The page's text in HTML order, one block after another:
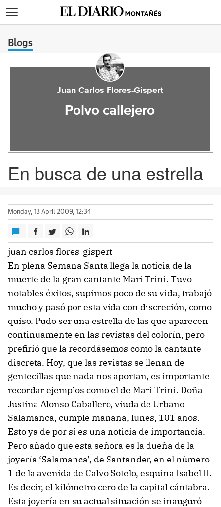
Blogs
Juan Carlos Flores-Gispert
Polvo callejero
En busca de una estrella
Monday, 13 April 2009, 12:34
juan carlos flores-gispert
En plena Semana Santa llega la noticia de la
muerte de la gran cantante Mari Trini. Tuvo
notables éxitos, supimos poco de su vida, trabajó
mucho y pasó por esta vida con discreción, como
quiso. Pudo ser una estrella de las que aparecen
continuamente en las revistas del colorín, pero
prefirió que la recordásemos como la cantante
discreta. Hoy, que las revistas se llenan de
gentecillas que nada nos aportan, es importante
recordar ejemplos como el de Mari Trini. Doña
Justina Alonso Caballero, viuda de Urbano
Salamanca, cumple mañana, lunes, 101 años.
Esto ya de por sí es una noticia de importancia.
Pero añado que esta señora es la dueña de la
joyería ‘Salamanca’, de Santander, en el número
1 de la avenida de Calvo Sotelo, esquina Isabel II.
Es decir, el kilómetro cero de la capital cántabra.
Esta joyería en su actual situación se inauguró